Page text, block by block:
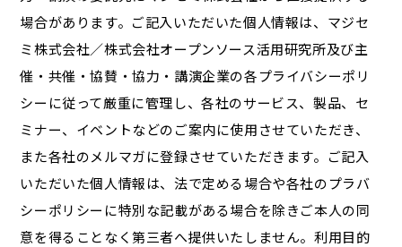
場合があります。ご記入いただいた個人情報は、マジセ
ミ株式会社／株式会社オープンソース活用研究所及び主
催・共催・協賛・協力・講演企業の各プライバシーポリ
シーに従って厳重に管理し、各社のサービス、製品、セ
ミナー、イベントなどのご案内に使用させていただき、
また各社のメルマガに登録させていただきます。ご記入
いただいた個人情報は、法で定める場合や各社のプラバ
シーポリシーに特別な記載がある場合を除きご本人の同
意を得ることなく第三者へ提供いたしません。利用目的